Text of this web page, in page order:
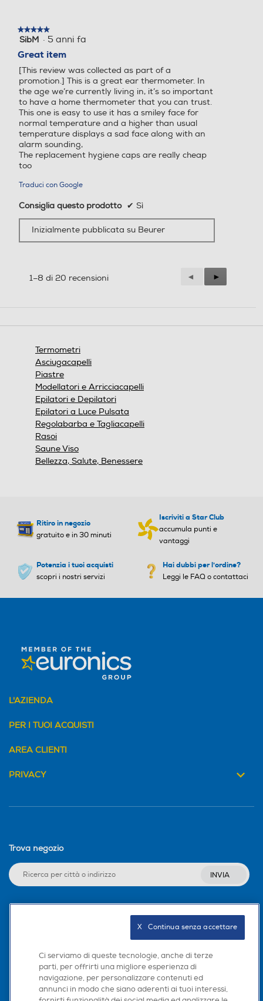
★★★★★
★★★★★
5
5
stelle.
SibM · 5 anni fa
Great item
[This review was collected as part of a
promotion.] This is a great ear thermometer. In
the age we’re currently living in, it’s so important
to have a home thermometer that you can trust.
This one is easy to use it has a smiley face for
normal temperature and a higher than usual
temperature displays a sad face along with an
alarm sounding,
The replacement hygiene caps are really cheap
too
Traduci con Google
Consiglia questo prodotto ✔ Sì
Inizialmente pubblicata su Beurer
1–8 di 20 recensioni
Precedente
Reviews
◄
Successiva
Reviews
►
Termometri
Asciugacapelli
Piastre
Modellatori e Arricciacapelli
Epilatori e Depilatori
Epilatori a Luce Pulsata
Regolabarba e Tagliacapelli
Rasoi
Saune Viso
Bellezza, Salute, Benessere
Ritiro in negozio
gratuito e in 30 minuti
Iscriviti a Star Club
accumula punti e
vantaggi
Potenzia i tuoi acquisti
scopri i nostri servizi
Hai dubbi per l'ordine?
Leggi le FAQ o contattaci
L'AZIENDA
PER I TUOI ACQUISTI
AREA CLIENTI
PRIVACY
Trova negozio
INVIA
Scarica la nostra app
Ci serviamo di queste tecnologie, anche di terze
parti, per offrirti una migliore esperienza di
navigazione, per personalizzare contenuti ed
annunci in modo che siano aderenti ai tuoi interessi,
X   Continua senza accettare